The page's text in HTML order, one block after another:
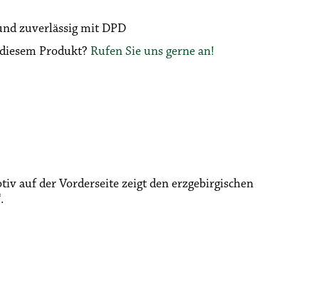
zuverlässig mit DPD
Produkt? Rufen Sie uns gerne an!
auf der Vorderseite zeigt den erzgebirgischen